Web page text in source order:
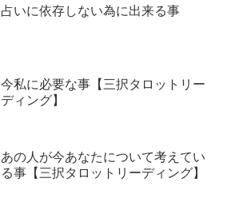
占いに依存しない為に出来る事
今私に必要な事【三択タロットリー
ディング】
あの人が今あなたについて考えてい
る事【三択タロットリーディング】